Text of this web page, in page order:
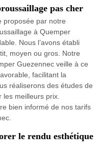
pas cher
proposée par notre
à Quemper
Nous l’avons établi
moyen ou gros. Notre
Guezennec veille à ce
facilitant la
réaliserons des études de
les meilleurs prix.
bien informé de nos tarifs
le rendu esthétique